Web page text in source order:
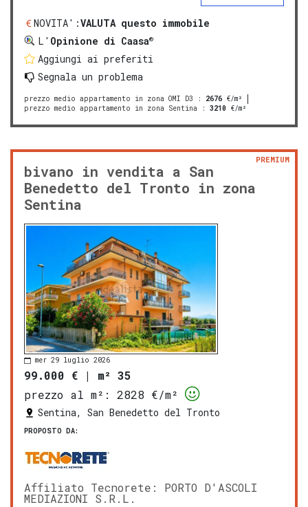
NOVITA':VALUTA questo immobile
L' Opinione di Caasa®
Aggiungi ai preferiti
Segnala un problema
prezzo medio appartamento in zona OMI D3 : 2676 €/m²
prezzo medio appartamento in zona Sentina : 3210 €/m²
bivano in vendita a San
Benedetto del Tronto in zona
Sentina
PREMIUM
mer 29 luglio 2026
99.000 € | m² 35
prezzo al m²:
2828 €/m²
Sentina, San Benedetto del Tronto
PROPOSTO DA:
Affiliato Tecnorete: PORTO D'ASCOLI
MEDIAZIONI S.R.L.